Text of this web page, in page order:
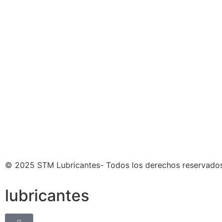
© 2025 STM Lubricantes- Todos los derechos
lubricantes